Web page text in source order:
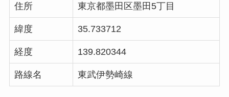
住所 東京都墨田区墨田5丁目
緯度 35.733712
経度 139.820344
路線名 東武伊勢崎線